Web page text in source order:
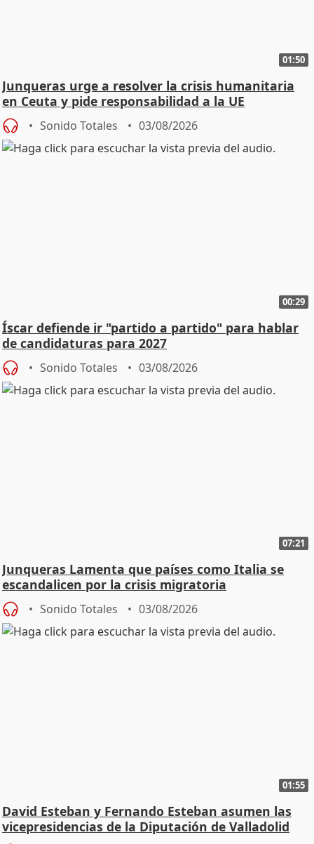
01:50
Junqueras urge a resolver la crisis humanitaria
en Ceuta y pide responsabilidad a la UE
Sonido Totales 03/08/2026
00:29
Íscar defiende ir "partido a partido" para hablar
de candidaturas para 2027
Sonido Totales 03/08/2026
07:21
Junqueras Lamenta que países como Italia se
escandalicen por la crisis migratoria
Sonido Totales 03/08/2026
01:55
David Esteban y Fernando Esteban asumen las
vicepresidencias de la Diputación de Valladolid